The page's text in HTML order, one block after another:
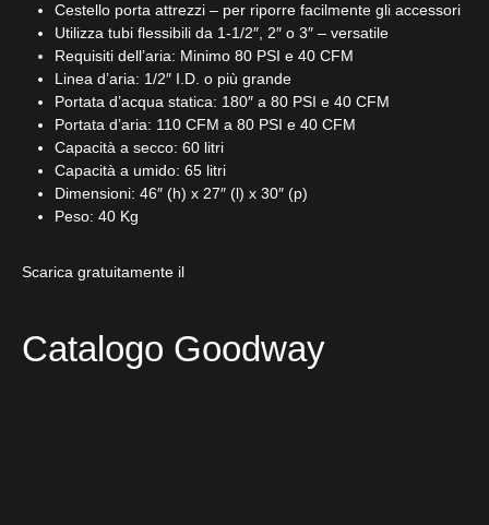
Cestello porta attrezzi – per riporre facilmente gli accessori
Utilizza tubi flessibili da 1-1/2″, 2″ o 3″ – versatile
Requisiti dell’aria: Minimo 80 PSI e 40 CFM
Linea d’aria: 1/2″ I.D. o più grande
Portata d’acqua statica: 180″ a 80 PSI e 40 CFM
Portata d’aria: 110 CFM a 80 PSI e 40 CFM
Capacità a secco: 60 litri
Capacità a umido: 65 litri
Dimensioni: 46″ (h) x 27″ (l) x 30″ (p)
Peso: 40 Kg
Scarica gratuitamente il
Catalogo Goodway